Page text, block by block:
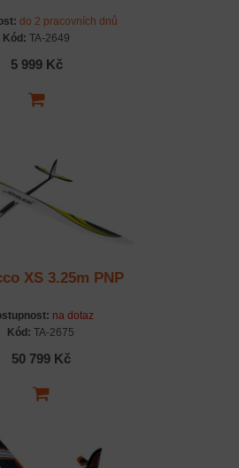
do 2 pracovních dnů
Kód: TA-2649
5 999 Kč
XS 3.25m PNP
na dotaz
Kód: TA-2675
50 799 Kč